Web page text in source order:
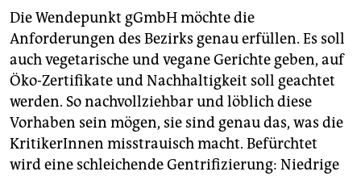
Die Wendepunkt gGmbH möchte die
Anforderungen des Bezirks genau erfüllen. Es soll
auch vegetarische und vegane Gerichte geben, auf
Öko-Zertifikate und Nachhaltigkeit soll geachtet
werden. So nachvollziehbar und löblich diese
Vorhaben sein mögen, sie sind genau das, was die
KritikerInnen misstrauisch macht. Befürchtet
wird eine schleichende Gentrifizierung: Niedrige